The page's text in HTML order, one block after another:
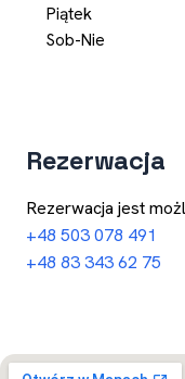
Piątek
Sob-Nie
Rezerwacja
Rezerwacja jest
+48 503 078 491
+48 83 343 62 75